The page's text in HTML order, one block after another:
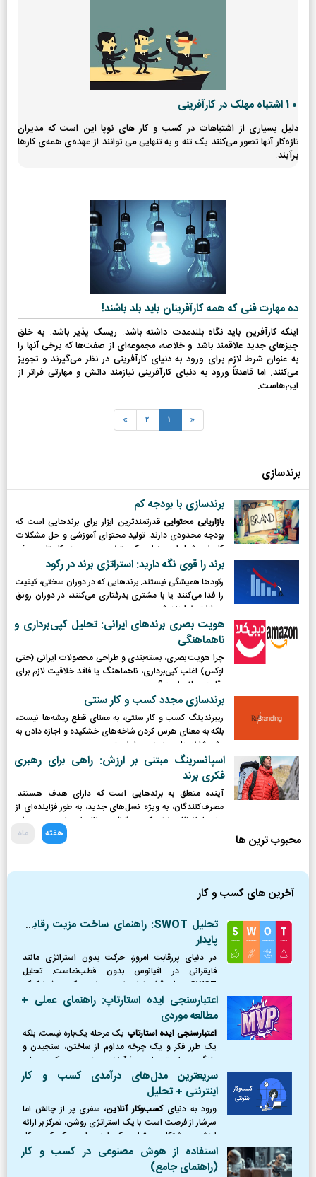
10 اشتباه مهلک در کارآفرینی
دلیل بسیاری از اشتباهات در کسب و کار های نوپا این است که مدیران
تازه‌کار آنها تصور می‌کنند یک‌ تنه و به‌ تنهایی می‌ توانند از عهده‌ی همه‌ی کارها
برآیند.
ده مهارت فنی که همه کارآفرینان باید بلد باشند!
اینکه کارآفرین باید نگاه بلندمدت داشته باشد. ریسک پذیر باشد. به خلق
چیزهای جدید علاقمند باشد و خلاصه، مجموعه‌ای از صفت‌ها که برخی آنها را
به عنوان شرط لازم برای ورود به دنیای کارآفرینی در نظر می‌گیرند و تجویز
می‌کنند. اما قاعدتاً ورود به دنیای کارآفرینی نیازمند دانش و مهارتی فراتر از
این‌هاست.
«
1
2
»
برندسازی
برندسازی با بودجه کم
بازاریابی محتواییقدرتمندترین ابزار برای برندهایی است که
بودجه محدودی دارند. تولید محتوای آموزشی و حل مشکلات
کاربران، شما را به عنوان یک متخصص در حوزه کاریتان معرفی
می‌کند.
برند را قوی نگه دارید: استراتژی برند در رکود
رکودها همیشگی نیستند. برندهایی که در دوران سختی، کیفیت
را فدا می‌کنند یا با مشتری بدرفتاری می‌کنند، در دوران رونق
مجازات خواهند شد.
هویت بصری برندهای ایرانی: تحلیل کپی‌برداری و
ناهماهنگی
چرا هویت بصری، بسته‌بندی و طراحی محصولات ایرانی (حتی
لوکس) اغلب کپی‌برداری، ناهماهنگ یا فاقد خلاقیت لازم برای
رقابت جهانی است؟
برندسازی مجدد کسب و کار سنتی
ریبرندینگ کسب و کار سنتی، به معنای قطع ریشه‌ها نیست،
بلکه به معنای هرس کردن شاخه‌های خشکیده و اجازه دادن به
رشد شاخه‌های جدید و پربار است.
اسپانسرینگ مبتنی بر ارزش: راهی برای رهبری
فکری برند
آینده متعلق به برندهایی است که دارای هدف هستند.
مصرف‌کنندگان، به ویژه نسل‌های جدید، به طور فزاینده‌ای از
برندها انتظار دارند که در قبال مسائل اجتماعی و محیطی
محبوب ترین ها هفته ماه
آخرین های کسب و کار
تحلیل SWOT: راهنمای ساخت مزیت رقابتی
پایدار
در دنیای پررقابت امروز، حرکت بدون استراتژی مانند
قایقرانی در اقیانوس بدون قطب‌نماست. تحلیل
SWOT همان قطب‌نمای ضروری است که به شما کمک
می‌کند موقعیت دقیق خود را بشناسید، از طوفان‌ها
(تهدیدها) دوری کنید،
اعتبارسنجی ایده استارتاپ: راهنمای عملی +
مطالعه موردی
اعتبارسنجی ایده استارتاپ یک مرحله یک‌باره نیست، بلکه
یک طرز فکر و یک چرخه مداوم از ساختن، سنجیدن و
یادگیری است. این فرآیند، مرز بین یک رویای
شکست‌خورده و یک کسب‌وکار موفق را ترسیم می‌کند.
سریعترین مدل‌های درآمدی کسب و کار
اینترنتی + تحلیل
ورود به دنیایکسب‌وکار آنلاین، سفری پر از چالش اما
سرشار از فرصت است. با یک استراتژی روشن، تمرکز بر ارائه
ارزش و پشتکار، می‌توان یک ایده را به یک کسب‌وکار
پایدار و سودآور تبدیل کرد.
استفاده از هوش مصنوعی در کسب و کار
(راهنمای جامع)